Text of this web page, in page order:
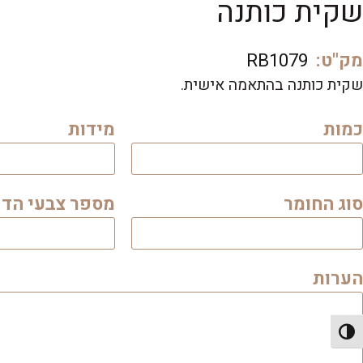
הפעל/כבה ניגודיות גבוהה
שקית כותנה
מק"ט: RB1079
שקית כותנה בהתאמה אישית.
כמות מידות
סוג החומר מספר צבעי
הערות